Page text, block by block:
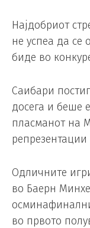
Најдобриот
не успеа да се
биде во
Саибари
досега и беше
пласманот на
репрезентации
Одличните
во Баерн
во првото